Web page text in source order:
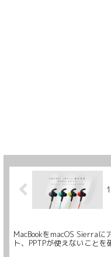
MacBookをmacOS Sierraに
ト、PPTPが使えないことを